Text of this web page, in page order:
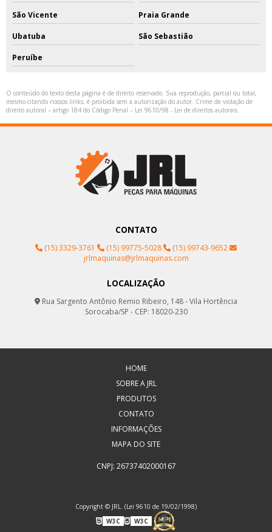
São Vicente Praia Grande
Ubatuba São Sebastião
Peruíbe
O conteúdo do texto desta página é de direito reservado. Sua reprodução, parcial ou total,
mesmo citando nossos links, é proibida sem a autorização do autor. Crime de violação de
direito autoral – artigo 184 do Código Penal – Lei 9610/98 - Lei de direitos autorais.
CONTATO
(15) 3329-3761 (15) 99775-5028
(15) 99743-9652
jrlmaquinas@jrlmaquinas.com
LOCALIZAÇÃO
Rua Sargento Antônio Remio Ribeiro, 148 - Vila Hortência
Sorocaba/SP - CEP: 18020-230
HOME
SOBRE A JRL
PRODUTOS
CONTATO
INFORMAÇÕES
MAPA DO SITE
CNPJ: 26737402000167
Copyright © JRL. (Lei 9610 de 19/02/1998)
W3C
W3C